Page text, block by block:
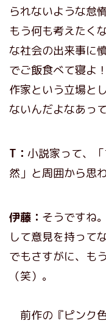
られないような怠
もう何も考えたく
な社会の出来事に
でご飯食べて寝よ
作家という立場と
ないんだよなあっ
T： 小説家って、
然」と周囲から思
伊藤： そうですね
して意見を持って
でもさすがに、も
（笑）。
前作の『ピンク